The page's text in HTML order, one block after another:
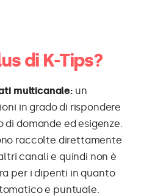
di K-Tips?
multicanale: un
in grado di rispondere
domande ed esigenze.
raccolte direttamente
canali e quindi non è
per i dipenti in quanto
e puntuale.